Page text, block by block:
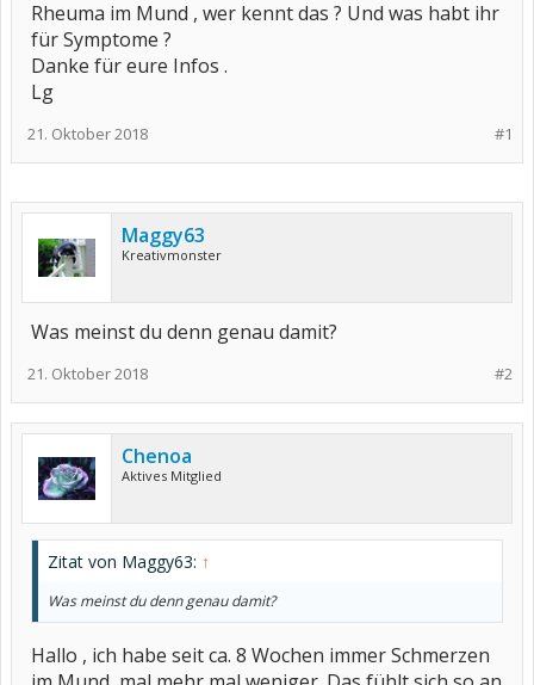
Rheuma im Mund , wer kennt das ? Und was habt ihr
für Symptome ?
Danke für eure Infos .
Lg
#1
21. Oktober 2018
Maggy63
Kreativmonster
Was meinst du denn genau damit?
#2
21. Oktober 2018
Chenoa
Aktives Mitglied
Zitat von Maggy63: ↑
Was meinst du denn genau damit?
Hallo , ich habe seit ca. 8 Wochen immer Schmerzen